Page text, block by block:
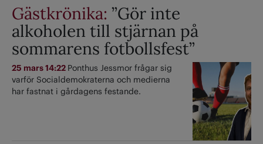
Gästkrönika: ”Gör inte
alkoholen till stjärnan på
sommarens fotbollsfest”
25 mars 14:22 Ponthus Jessmor frågar sig
varför Socialdemokraterna och medierna
har fastnat i gårdagens festande.